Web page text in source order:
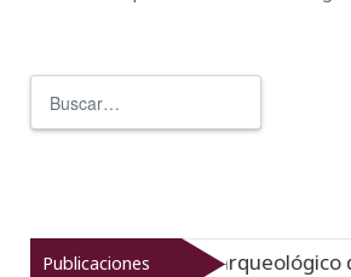
Publicaciones
el patrimonio arqueológico